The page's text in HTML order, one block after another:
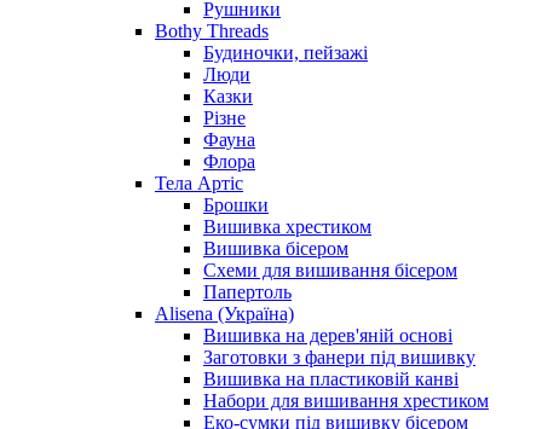
Рушники
Bothy Threads
Будиночки, пейзажі
Люди
Казки
Різне
Фауна
Флора
Тела Артіс
Брошки
Вишивка хрестиком
Вишивка бісером
Схеми для вишивання бісером
Папертоль
Alisena (Україна)
Вишивка на дерев'яній основі
Заготовки з фанери під вишивку
Вишивка на пластиковій канві
Набори для вишивання хрестиком
Еко-сумки під вишивку бісером